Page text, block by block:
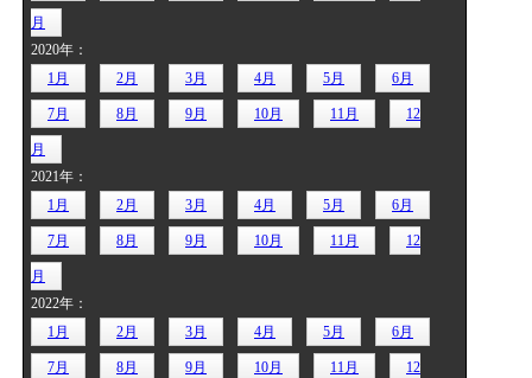
月
2020年：
1月
2月 3月 4月 5月 6月
7月 8月 9月 10月 11月 12
月
2021年：
1月
2月 3月 4月 5月 6月
7月 8月 9月 10月 11月 12
月
2022年：
1月
2月 3月 4月 5月 6月
7月 8月 9月 10月 11月 12